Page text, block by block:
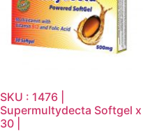
SKU : 1476 |
Supermultydecta Softgel x
30 |